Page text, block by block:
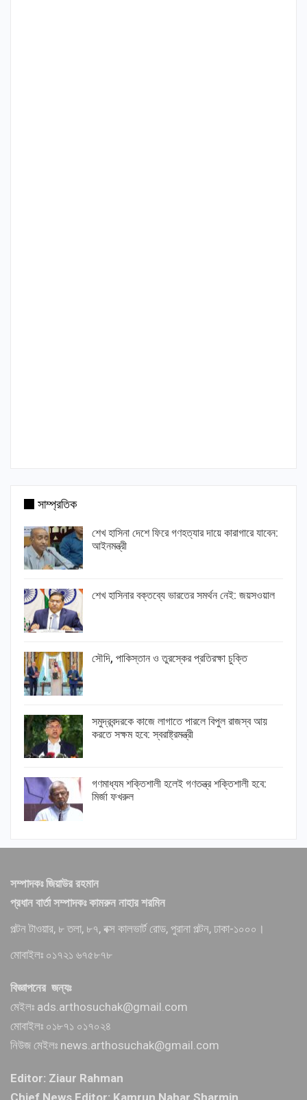
সাম্প্রতিক
শেখ হাসিনা দেশে ফিরে গণহত্যার দায়ে কারাগারে যাবেন:
আইনমন্ত্রী
শেখ হাসিনার বক্তব্যে ভারতের সমর্থন নেই: জয়সওয়াল
সৌদি, পাকিস্তান ও তুরস্কের প্রতিরক্ষা চুক্তি
সমুদ্রবন্দরকে কাজে লাগাতে পারলে বিপুল রাজস্ব আয়
করতে সক্ষম হবে: স্বরাষ্ট্রমন্ত্রী
গণমাধ্যম শক্তিশালী হলেই গণতন্ত্র শক্তিশালী হবে:
মির্জা ফখরুল
সম্পাদকঃ জিয়াউর রহমান
প্রধান বার্তা সম্পাদকঃ কামরুন নাহার শরমিন
পল্টন টাওয়ার, ৮ তলা, ৮৭, বক্স কালভার্ট রোড, পুরানা পল্টন, ঢাকা-১০০০।
মোবাইলঃ ০১৭২১ ৬৭৫৮৭৮
বিজ্ঞাপনের জন্যঃ
মেইলঃ ads.arthosuchak@gmail.com
মোবাইলঃ ০১৮৭১ ০১৭০২৪
নিউজ মেইলঃ news.arthosuchak@gmail.com
Editor: Ziaur Rahman
Chief News Editor: Kamrun Nahar Sharmin